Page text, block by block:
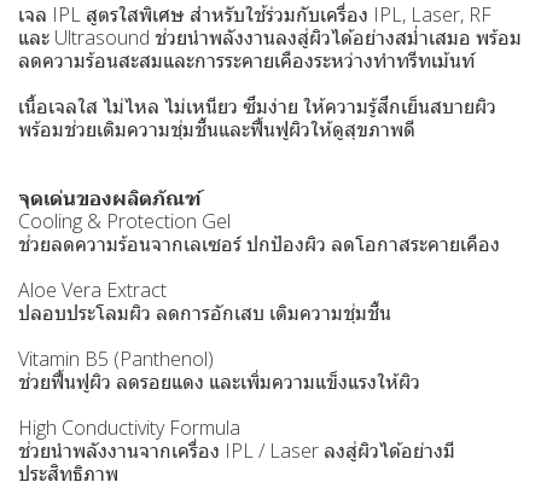
เจล IPL สูตรใสพิเศษ สำหรับใช้ร่วมกับเครื่อง IPL, Laser, RF
และ Ultrasound ช่วยนำพลังงานลงสู่ผิวได้อย่างสม่ำเสมอ พร้อม
ลดความร้อนสะสมและการระคายเคืองระหว่างทำทรีทเม้นท์
เนื้อเจลใส ไม่ไหล ไม่เหนียว ซึมง่าย ให้ความรู้สึกเย็นสบายผิว
พร้อมช่วยเติมความชุ่มชื้นและฟื้นฟูผิวให้ดูสุขภาพดี
จุดเด่นของผลิตภัณฑ์
Cooling & Protection Gel
ช่วยลดความร้อนจากเลเซอร์ ปกป้องผิว ลดโอกาสระคายเคือง
Aloe Vera Extract
ปลอบประโลมผิว ลดการอักเสบ เติมความชุ่มชื้น
Vitamin B5 (Panthenol)
ช่วยฟื้นฟูผิว ลดรอยแดง และเพิ่มความแข็งแรงให้ผิว
High Conductivity Formula
ช่วยนำพลังงานจากเครื่อง IPL / Laser ลงสู่ผิวได้อย่างมี
ประสิทธิภาพ